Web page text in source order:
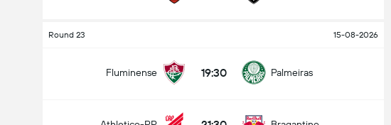
Round 23 15-08-2026
Fluminense 19:30 Palmeiras